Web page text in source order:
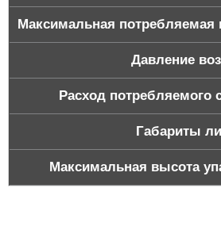
Максимальная
Давление
Расход потребляемого
Габариты
Максимальная высота